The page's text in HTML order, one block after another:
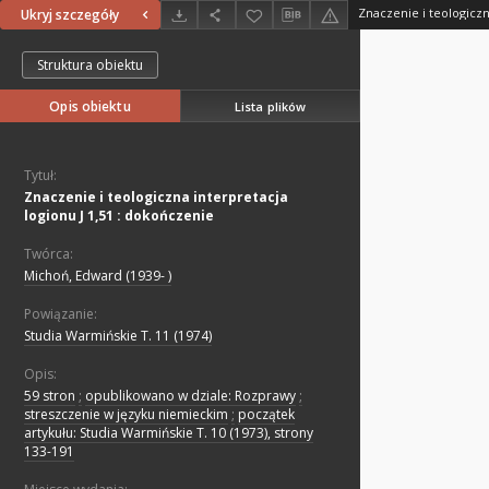
Ukryj szczegóły
Struktura obiektu
Opis obiektu Lista plików
Tytuł:
Znaczenie i teologiczna interpretacja
logionu J 1,51 : dokończenie
Twórca:
Michoń, Edward (1939- )
Powiązanie:
Studia Warmińskie T. 11 (1974)
Opis:
59 stron ; opublikowano w dziale: Rozprawy ;
streszczenie w języku niemieckim ; początek
artykułu: Studia Warmińskie T. 10 (1973), strony
133-191